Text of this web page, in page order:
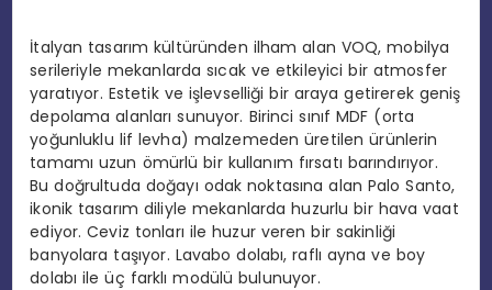
İtalyan tasarım kültüründen ilham alan VOQ, mobilya
serileriyle mekanlarda sıcak ve etkileyici bir atmosfer
yaratıyor. Estetik ve işlevselliği bir araya getirerek geniş
depolama alanları sunuyor. Birinci sınıf MDF (orta
yoğunluklu lif levha) malzemeden üretilen ürünlerin
tamamı uzun ömürlü bir kullanım fırsatı barındırıyor.
Bu doğrultuda doğayı odak noktasına alan Palo Santo,
ikonik tasarım diliyle mekanlarda huzurlu bir hava vaat
ediyor. Ceviz tonları ile huzur veren bir sakinliği
banyolara taşıyor. Lavabo dolabı, raflı ayna ve boy
dolabı ile üç farklı modülü bulunuyor.